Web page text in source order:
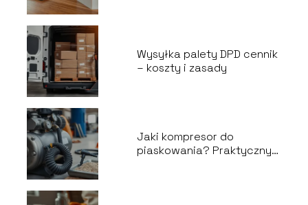
Wysyłka palety DPD cennik
– koszty i zasady
Jaki kompresor do
piaskowania? Praktyczny